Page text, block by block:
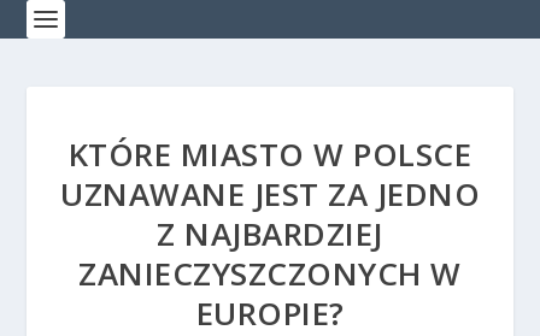
KTÓRE MIASTO W POLSCE
UZNAWANE JEST ZA JEDNO
Z NAJBARDZIEJ
ZANIECZYSZCZONYCH W
EUROPIE?